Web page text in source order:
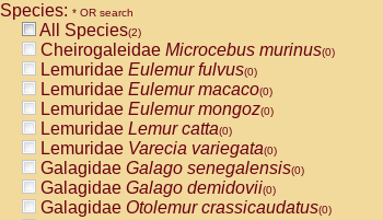
Species: * OR search
All Species(2)
Cheirogaleidae Microcebus murinus(0)
Lemuridae Eulemur fulvus(0)
Lemuridae Eulemur macaco(0)
Lemuridae Eulemur mongoz(0)
Lemuridae Lemur catta(0)
Lemuridae Varecia variegata(0)
Galagidae Galago senegalensis(0)
Galagidae Galago demidovii(0)
Galagidae Otolemur crassicaudatus(0)